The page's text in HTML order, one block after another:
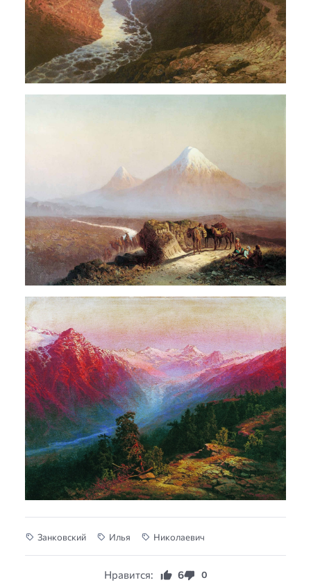
Занковский Илья Николаевич
Нравится: 6 0